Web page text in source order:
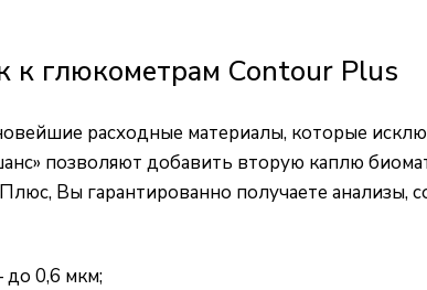
к глюкометрам Contour Plus
расходные материалы, которые
позволяют добавить вторую каплю
Вы гарантированно получаете анализы,
до 0,6 мкм;